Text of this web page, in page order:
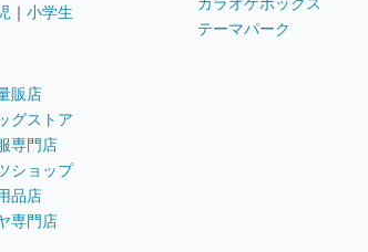
｜ 小学生
販店
グストア
専門店
ショップ
品店
専門店
テーマパーク